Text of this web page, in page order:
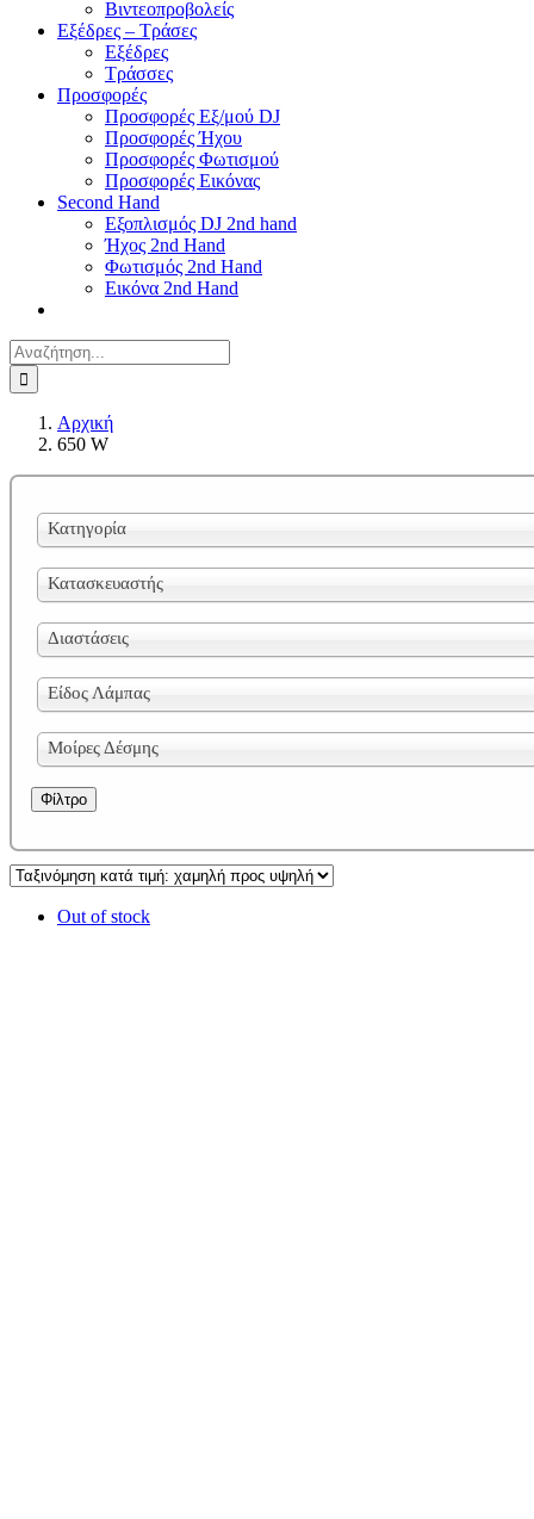
Βιντεοπροβολείς
Εξέδρες – Τράσες
Εξέδρες
Τράσσες
Προσφορές
Προσφορές Εξ/μού DJ
Προσφορές Ήχου
Προσφορές Φωτισμού
Προσφορές Εικόνας
Second Hand
Εξοπλισμός DJ 2nd hand
Ήχος 2nd Hand
Φωτισμός 2nd Hand
Εικόνα 2nd Hand
Αναζήτηση
για:
Αρχική
650 W
Κατηγορία
Κατασκευαστής
Διαστάσεις
Είδος Λάμπας
Μοίρες Δέσμης
Φίλτρο
Out of stock